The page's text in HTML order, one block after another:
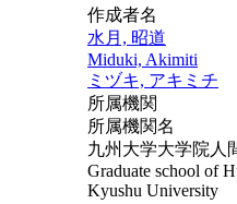
作成者名
水月, 昭道
Miduki, Akimiti
ミヅキ, アキミチ
所属機関
所属機関名
九州大学大学院人
Graduate school of
Kyushu University